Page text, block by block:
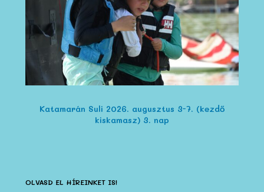
Katamarán Suli 2026. augusztus 3-7. (kezdő
kiskamasz) 3. nap
OLVASD EL HÍREINKET IS!